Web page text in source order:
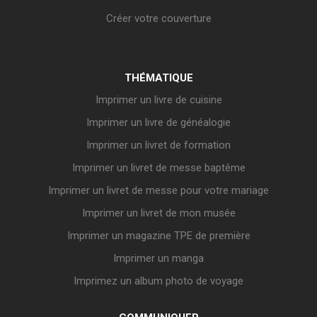
Créer votre couverture
THÉMATIQUE
Imprimer un livre de cuisine
Imprimer un livre de généalogie
Imprimer un livret de formation
Imprimer un livret de messe baptême
Imprimer un livret de messe pour votre mariage
Imprimer un livret de mon musée
Imprimer un magazine TPE de première
Imprimer un manga
Imprimez un album photo de voyage